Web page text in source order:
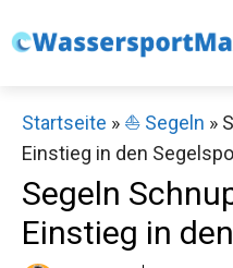
Inhalt
Startseite » ⛵️ Segeln »
Einstieg in den
Segeln
Einstieg in